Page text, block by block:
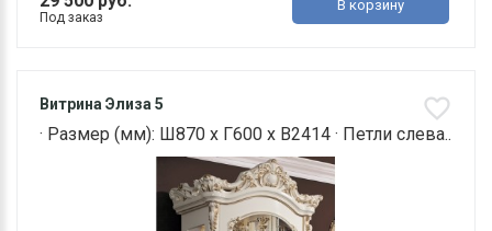
Под заказ
В корзину
Витрина Элиза 5
· Размер (мм): Ш870 х Г600 х В2414 · Петли слева..